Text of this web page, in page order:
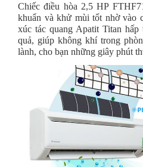
Chiếc điều hòa 2,5 HP
khuẩn và khử mùi tốt nhờ vào
xúc tác quang Apatit Titan
quả, giúp không khí trong
lành, cho bạn những giây phút